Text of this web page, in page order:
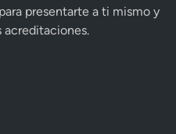
presentarte a ti mismo y
acreditaciones.